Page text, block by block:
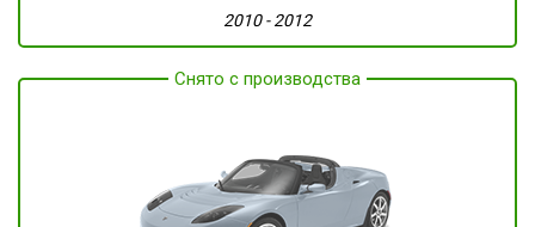
2010 - 2012
Снято с производства